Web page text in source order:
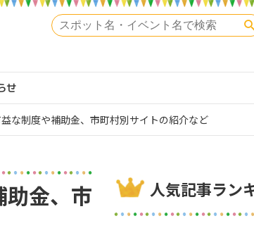
せ
な制度や補助金、市町村別サイトの紹介など
金、市
人気記事ラン